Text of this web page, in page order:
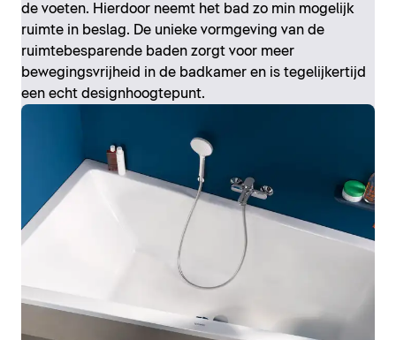
de voeten. Hierdoor neemt het bad zo min mogelijk
ruimte in beslag. De unieke vormgeving van de
ruimtebesparende baden zorgt voor meer
bewegingsvrijheid in de badkamer en is tegelijkertijd
een echt designhoogtepunt.